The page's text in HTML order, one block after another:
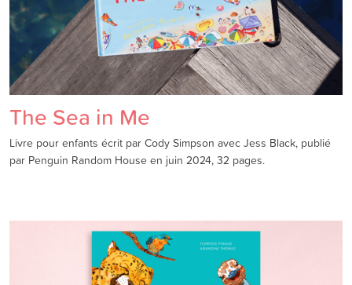
The Sea in Me
Livre pour enfants écrit par Cody Simpson avec Jess Black, publié
par Penguin Random House en juin 2024, 32 pages.